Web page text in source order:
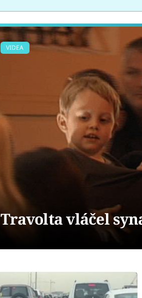
VIDEA
Travolta vláčel